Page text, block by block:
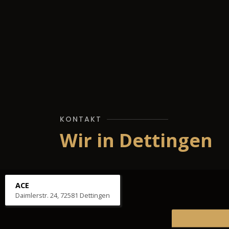
KONTAKT
Wir in Dettingen
ACE
Daimlerstr. 24, 72581 Dettingen